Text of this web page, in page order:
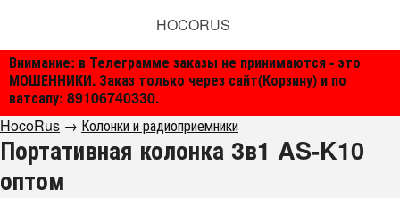
Внимание: в Телеграмме заказы не принимаются - это
МОШЕННИКИ. Заказ только через сайт(Корзину) и по
ватсапу: 89106740330.
HOCORUS
HocoRus → Колонки и радиоприемники
Портативная колонка 3в1 AS-K10
оптом